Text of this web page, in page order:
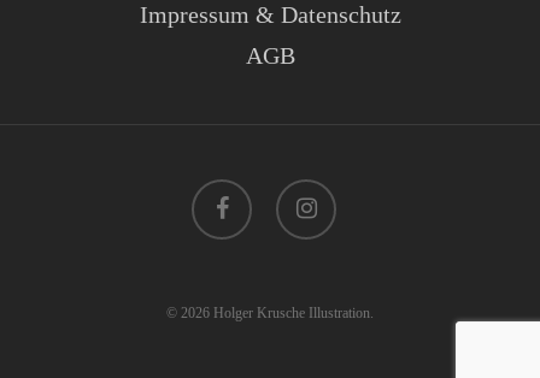
Impressum & Datenschutz
AGB
facebook instagram
© 2026 Holger Krusche Illustration.